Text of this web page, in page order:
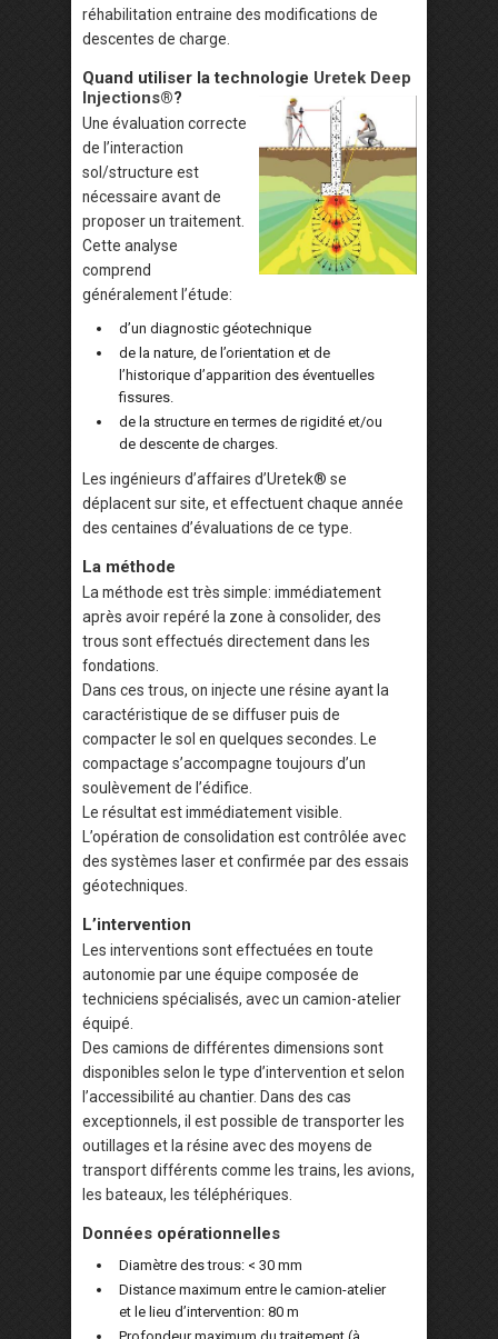
réhabilitation entraine des modifications de
descentes de charge.
Quand utiliser la technologie Uretek Deep
Injections®?
Une évaluation correcte
de l’interaction
sol/structure est
nécessaire avant de
proposer un traitement.
Cette analyse
comprend
généralement l’étude:
d’un diagnostic géotechnique
de la nature, de l’orientation et de
l’historique d’apparition des éventuelles
fissures.
de la structure en termes de rigidité et/ou
de descente de charges.
Les ingénieurs d’affaires d’Uretek® se
déplacent sur site, et effectuent chaque année
des centaines d’évaluations de ce type.
La méthode
La méthode est très simple: immédiatement
après avoir repéré la zone à consolider, des
trous sont effectués directement dans les
fondations.
Dans ces trous, on injecte une résine ayant la
caractéristique de se diffuser puis de
compacter le sol en quelques secondes. Le
compactage s’accompagne toujours d’un
soulèvement de l’édifice.
Le résultat est immédiatement visible.
L’opération de consolidation est contrôlée avec
des systèmes laser et confirmée par des essais
géotechniques.
L’intervention
Les interventions sont effectuées en toute
autonomie par une équipe composée de
techniciens spécialisés, avec un camion-atelier
équipé.
Des camions de différentes dimensions sont
disponibles selon le type d’intervention et selon
l’accessibilité au chantier. Dans des cas
exceptionnels, il est possible de transporter les
outillages et la résine avec des moyens de
transport différents comme les trains, les avions,
les bateaux, les téléphériques.
Données opérationnelles
Diamètre des trous: < 30 mm
Distance maximum entre le camion-atelier
et le lieu d’intervention: 80 m